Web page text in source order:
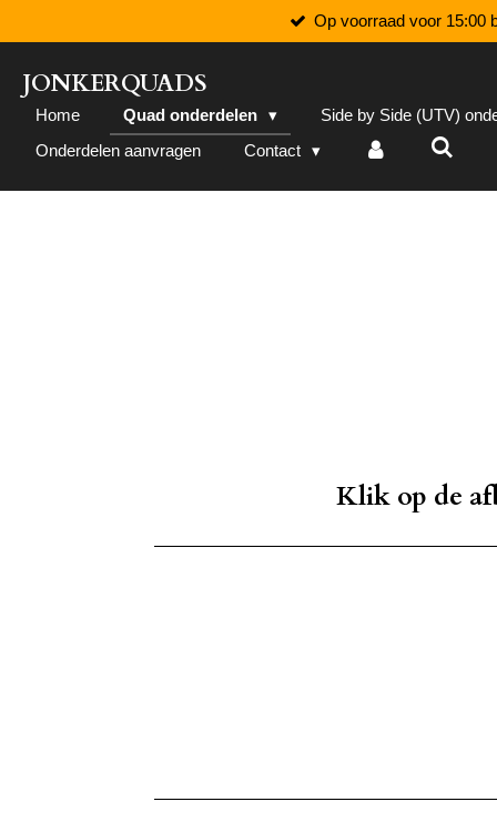
direct
naar
de
hoofdinhoud
Op voorraad voor 15:00
JONKERQUADS
Home Quad onderdelen
Side by Side (UTV)
Onderdelen aanvragen
Contact
Klik op de